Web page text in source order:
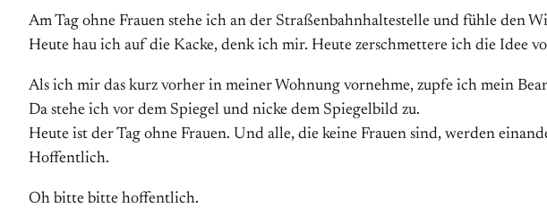
Am Tag ohne Frauen stehe ich an der Straßenbahnhaltestelle und fühle den
Heute hau ich auf die Kacke, denk ich mir. Heute zerschmettere ich die Idee
Als ich mir das kurz vorher in meiner Wohnung vornehme, zupfe ich mein
Da stehe ich vor dem Spiegel und nicke dem Spiegelbild zu.
Heute ist der Tag ohne Frauen. Und alle, die keine Frauen sind, werden
Hoffentlich.
Oh bitte bitte hoffentlich.